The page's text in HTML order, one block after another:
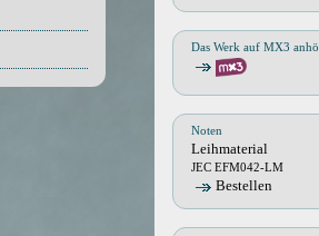
Das Werk auf MX3
Noten
Leihmaterial
JEC EFM042-LM
Bestellen